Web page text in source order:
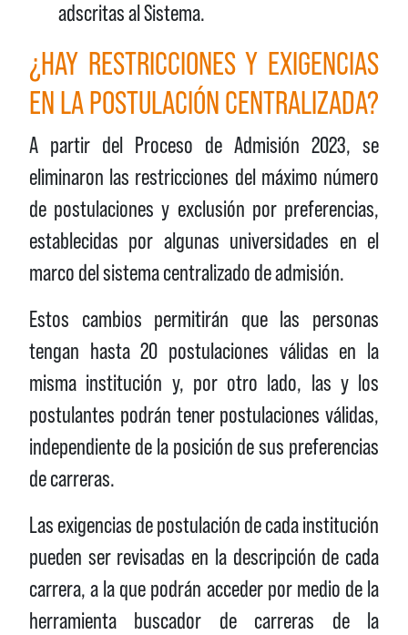
adscritas al Sistema.
¿HAY RESTRICCIONES Y EXIGENCIAS
EN LA POSTULACIÓN CENTRALIZADA?
A partir del Proceso de Admisión 2023, se
eliminaron las restricciones del máximo número
de postulaciones y exclusión por preferencias,
establecidas por algunas universidades en el
marco del sistema centralizado de admisión.
Estos cambios permitirán que las personas
tengan hasta 20 postulaciones válidas en la
misma institución y, por otro lado, las y los
postulantes podrán tener postulaciones válidas,
independiente de la posición de sus preferencias
de carreras.
Las exigencias de postulación de cada institución
pueden ser revisadas en la descripción de cada
carrera, a la que podrán acceder por medio de la
herramienta buscador de carreras de la